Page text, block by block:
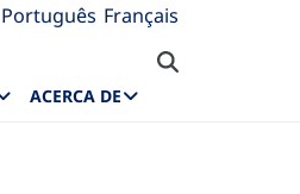
Português Français
ACERCA DE